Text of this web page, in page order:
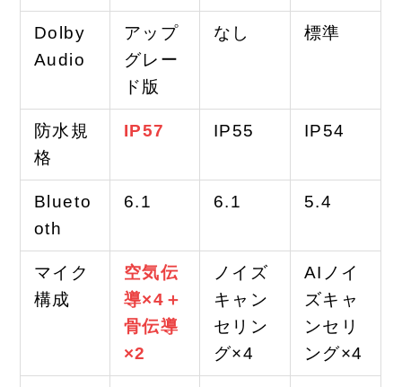
Dolby
Audio
アップ
グレー
ド版
なし 標準
防水規
格
IP57 IP55 IP54
Blueto
oth
6.1 6.1 5.4
マイク
構成
空気伝
導×4＋
骨伝導
×2
ノイズ
キャン
セリン
グ×4
AIノイ
ズキャ
ンセリ
ング×4